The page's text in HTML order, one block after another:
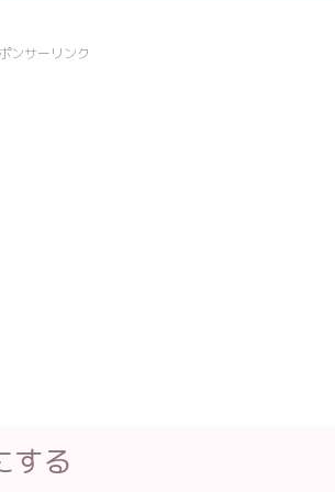
ンサーリンク
する